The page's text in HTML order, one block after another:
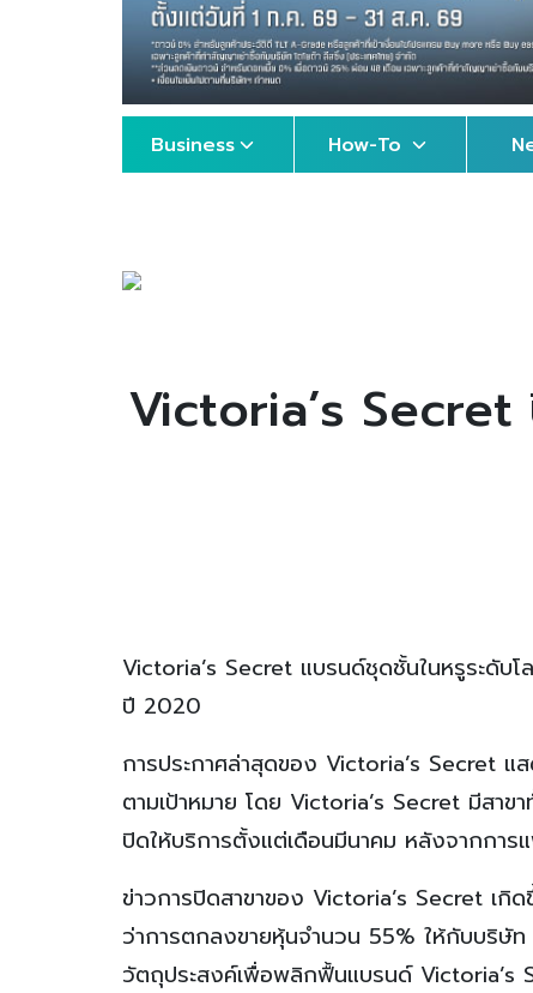
Business How-To
Victoria’s
Victoria’s Secret แบรนด์ชุดชั้นในหรูระดับโ
ปี 2020
การประกาศล่าสุดของ Victoria’s Secret แ
ตามเป้าหมาย โดย Victoria’s Secret มีสา
ปิดให้บริการตั้งแต่เดือนมีนาคม หลังจากการ
ข่าวการปิดสาขาของ Victoria’s Secret เ
ว่าการตกลงขายหุ้นจำนวน 55% ให้กับบริษัท
วัตถุประสงค์เพื่อพลิกฟื้นแบรนด์ Victoria’s